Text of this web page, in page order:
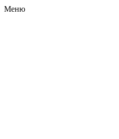
Меню